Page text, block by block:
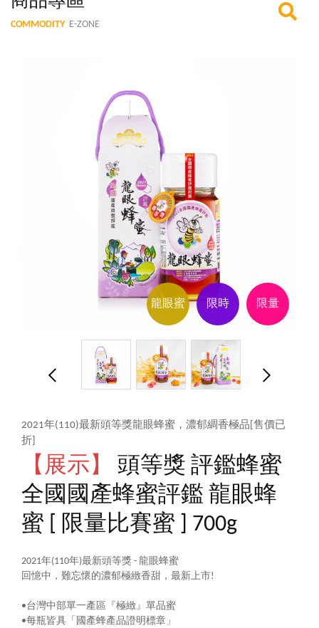
COMMODITY E-ZONE
限量
限時
龍眼蜜
2021年(110)最新頭等獎龍眼蜂蜜，濃郁綢香極品[售價已
折]
【展示】
頭等獎 評鑑蜂蜜
全國國產蜂蜜評鑑 龍眼蜂
蜜 [ 限量比賽蜜 ] 700g
2021年(110年)最新頭等獎 - 龍眼蜂蜜
回憶中，難忘懷的濃郁極緻香甜，最新上市!
•台灣中部單一產區『極緻』單品蜜
•每瓶皆具「國產蜂產品證明標章」